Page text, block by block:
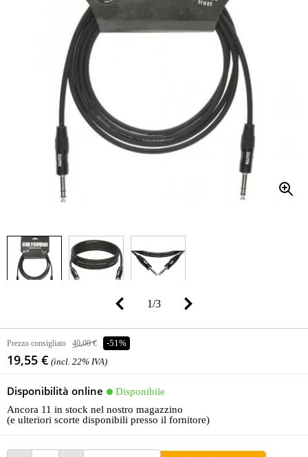
1/3
Prezzo consigliato 40,00 € -51%
19,55 € (incl. 22% IVA)
Disponibilità online
Disponibile
Ancora 11 in stock nel nostro magazzino
(e ulteriori scorte disponibili presso il fornitore)